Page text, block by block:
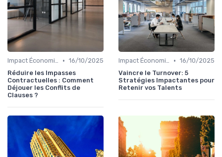
Impact Économique et Financier • 16/10/2025
Réduire les Impasses
Contractuelles : Comment
Déjouer les Conflits de
Clauses ?
Impact Économique et Financier • 16/10/2025
Vaincre le Turnover: 5
Stratégies Impactantes pour
Retenir vos Talents